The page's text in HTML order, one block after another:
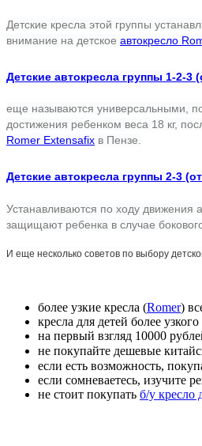
Детские кресла этой группы
внимание на детское автокресло
Детские автокресла группы 1-2-3
еще называются универсальными,
достижения ребенком веса 18 кг,
Romer Extensafix в Пензе.
Детские автокресла группы 2-3
Устанавливаются по ходу движения
защищают ребенка в случае
И еще несколько советов по выбору
более узкие кресла (Romer)
кресла для детей более
на первый взгляд 10000
не покупайте дешевые
если есть возможность,
если сомневаетесь, изучите
не стоит покупать б/у кресло